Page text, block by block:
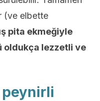
(ve elbette
pita ekmeğiyle
oldukça lezzetli ve
peynirli